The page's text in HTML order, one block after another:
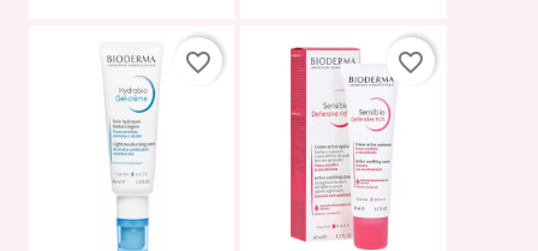
favorite_border favorite_border